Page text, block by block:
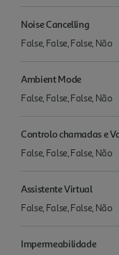
Noise Cancelling
False, False, False, Não
Ambient Mode
False, False, False, Não
Controlo chamadas e
False, False, False, Não
Assistente Virtual
False, False, False, Não
Impermeabilidade